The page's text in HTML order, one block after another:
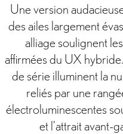
Une version
des ailes largement
alliage soulignent
affirmées du UX
de série illuminent la
reliés par une
électroluminescentes
et l’attrait avant-